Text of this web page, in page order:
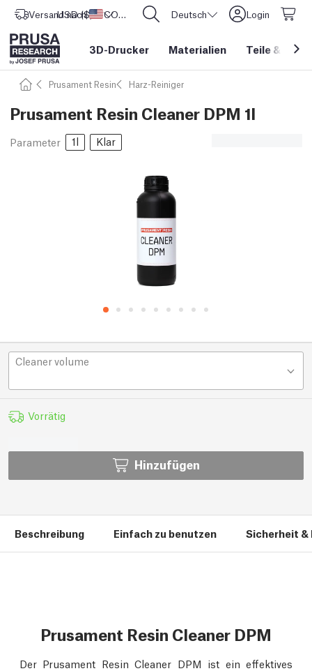
Versand nach Vereinigte Staaten
USD ($) CORE One L: Jetzt auf Lager! Deutsch Login
3D-Drucker Materialien Teile &
Prusament Resin Harz-Reiniger
Prusament Resin Cleaner DPM 1l
Parameter 1l Klar
Cleaner volume
Vorrätig
Hinzufügen
Beschreibung Einfach zu benutzen Sicherheit &
Prusament Resin Cleaner DPM
Der Prusament Resin Cleaner DPM ist ein effektives